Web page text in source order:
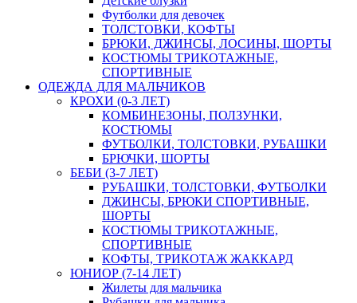
Футболки для девочек
ТОЛСТОВКИ, КОФТЫ
БРЮКИ, ДЖИНСЫ, ЛОСИНЫ, ШОРТЫ
КОСТЮМЫ ТРИКОТАЖНЫЕ,
СПОРТИВНЫЕ
ОДЕЖДА ДЛЯ МАЛЬЧИКОВ
КРОХИ (0-3 ЛЕТ)
КОМБИНЕЗОНЫ, ПОЛЗУНКИ,
КОСТЮМЫ
ФУТБОЛКИ, ТОЛСТОВКИ, РУБАШКИ
БРЮЧКИ, ШОРТЫ
БЕБИ (3-7 ЛЕТ)
РУБАШКИ, ТОЛСТОВКИ, ФУТБОЛКИ
ДЖИНСЫ, БРЮКИ СПОРТИВНЫЕ,
ШОРТЫ
КОСТЮМЫ ТРИКОТАЖНЫЕ,
СПОРТИВНЫЕ
КОФТЫ, ТРИКОТАЖ ЖАККАРД
ЮНИОР (7-14 ЛЕТ)
Жилеты для мальчика